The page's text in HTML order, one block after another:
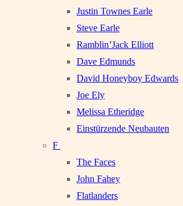
Justin Townes Earle
Steve Earle
Ramblin’Jack Elliott
Dave Edmunds
David Honeyboy Edwards
Joe Ely
Melissa Etheridge
Einstürzende Neubauten
F
The Faces
John Fahey
Flatlanders